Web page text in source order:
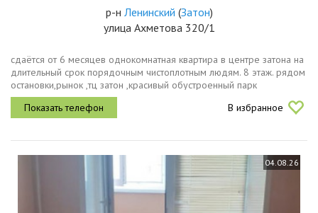
р-н Ленинский (Затон)
улица Ахметова 320/1
сдаётся от 6 месяцев однокомнатная квартира в центре затона на
длительный срок порядочным чистоплотным людям. 8 этаж. рядом
остановки,рынок ,тц затон ,красивый обустроенный парк
волна,поликлиника, лицей. квартира чистая,тёплая, солнечная . из...
В избранное
04.08.26